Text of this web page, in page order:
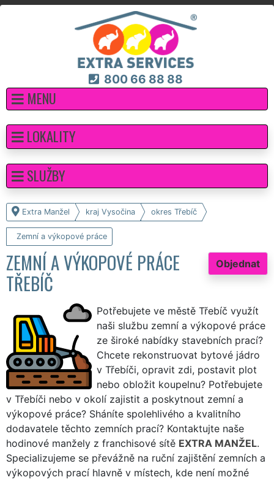
800 66 88 88
MENU
Extra Manžel kraj Vysočina okres Třebíč
Zemní a výkopové práce
Objednat
ZEMNÍ A VÝKOPOVÉ PRÁCE
TŘEBÍČ
Potřebujete ve městě Třebíč využít
naši službu zemní a výkopové práce
ze široké nabídky stavebních prací?
Chcete rekonstruovat bytové jádro
v Třebíči, opravit zdi, postavit plot
nebo obložit koupelnu? Potřebujete
v Třebíči nebo v okolí zajistit a poskytnout zemní a
výkopové práce? Sháníte spolehlivého a kvalitního
dodavatele těchto zemních prací? Kontaktujte naše
hodinové manžely z franchisové sítě EXTRA MANŽEL.
Specializujeme se převážně na ruční zajištění zemních a
výkopových prací hlavně v místech, kde není možné
LOKALITY
SLUŽBY